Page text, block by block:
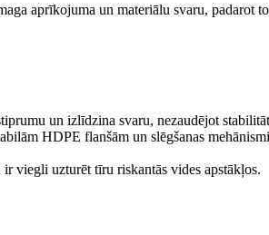
aprīkojuma un materiālu svaru, padarot
un izlīdzina svaru, nezaudējot
HDPE flanšām un slēgšanas
viegli uzturēt tīru riskantās vides apstākļos.